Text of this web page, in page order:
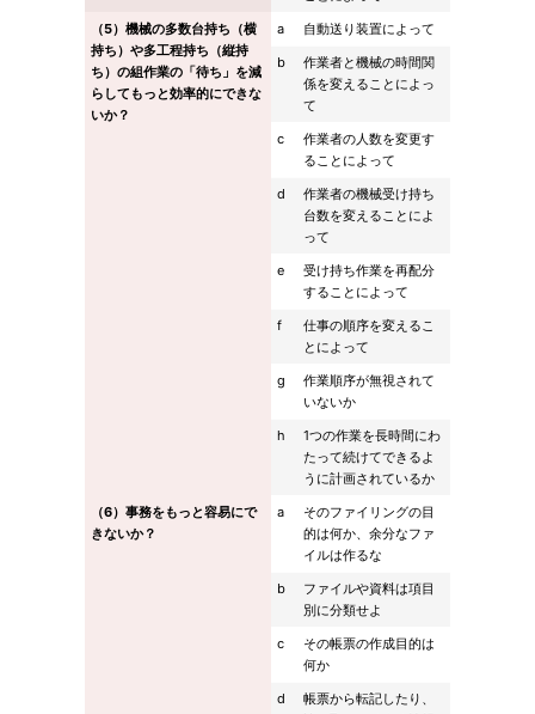
（5）機械の多数台持ち（横
持ち）や多工程持ち（縦持
ち）の組作業の「待ち」を減
らしてもっと効率的にできな
いか？
a
自動送り装置によって
b
作業者と機械の時間関
係を変えることによっ
て
c
作業者の人数を変更す
ることによって
d
作業者の機械受け持ち
台数を変えることによ
って
e
受け持ち作業を再配分
することによって
f
仕事の順序を変えるこ
とによって
g
作業順序が無視されて
いないか
h
1つの作業を長時間にわ
たって続けてできるよ
うに計画されているか
（6）事務をもっと容易にで
きないか？
a
そのファイリングの目
的は何か、余分なファ
イルは作るな
b
ファイルや資料は項目
別に分類せよ
c
その帳票の作成目的は
何か
d
帳票から転記したり、